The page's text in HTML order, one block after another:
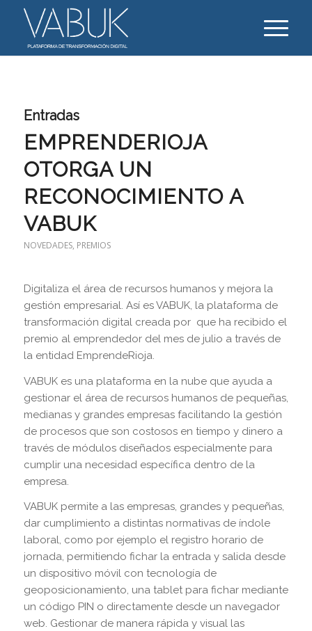
Entradas
EMPRENDERIOJA
OTORGA UN
RECONOCIMIENTO A
VABUK
NOVEDADES, PREMIOS
Digitaliza el área de recursos humanos y mejora la
gestión empresarial. Así es VABUK, la plataforma de
transformación digital creada por que ha recibido el
premio al emprendedor del mes de julio a través de
la entidad EmprendeRioja.
VABUK es una plataforma en la nube que ayuda a
gestionar el área de recursos humanos de pequeñas,
medianas y grandes empresas facilitando la gestión
de procesos que son costosos en tiempo y dinero a
través de módulos diseñados especialmente para
cumplir una necesidad específica dentro de la
empresa.
VABUK permite a las empresas, grandes y pequeñas,
dar cumplimiento a distintas normativas de índole
laboral, como por ejemplo el registro horario de
jornada, permitiendo fichar la entrada y salida desde
un dispositivo móvil con tecnología de
geoposicionamiento, una tablet para fichar mediante
un código PIN o directamente desde un navegador
web. Gestionar de manera rápida y visual las